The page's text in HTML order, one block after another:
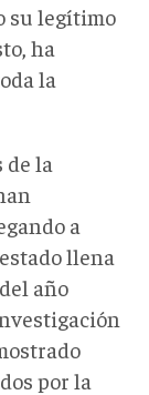
su legítimo
ha
la
de la
a
llena
año
por la